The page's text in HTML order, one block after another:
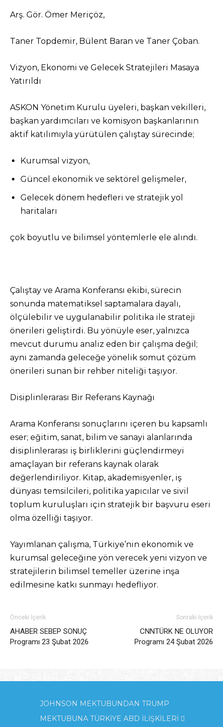
Arş. Gör. Ömer Meriçöz,
Taner Topdemir, Bülent Baran ve Taner Çoban.
Vizyon, Ekonomi ve Gelecek Stratejileri Masaya
Yatırıldı
ASKON Yönetim Kurulu üyeleri, başkan vekilleri,
başkan yardımcıları ve komisyon başkanlarının
aktif katılımıyla yürütülen çalıştay sürecinde;
Kurumsal vizyon,
Güncel ekonomik ve sektörel gelişmeler,
Gelecek dönem hedefleri ve stratejik yol
haritaları
çok boyutlu ve bilimsel yöntemlerle ele alındı.
Çalıştay ve Arama Konferansı ekibi, sürecin
sonunda matematiksel saptamalara dayalı,
ölçülebilir ve uygulanabilir politika ile strateji
önerileri geliştirdi. Bu yönüyle eser, yalnızca
mevcut durumu analiz eden bir çalışma değil;
aynı zamanda geleceğe yönelik somut çözüm
önerileri sunan bir rehber niteliği taşıyor.
Disiplinlerarası Bir Referans Kaynağı
Arama Konferansı sonuçlarını içeren bu kapsamlı
eser; eğitim, sanat, bilim ve sanayi alanlarında
disiplinlerarası iş birliklerini güçlendirmeyi
amaçlayan bir referans kaynak olarak
değerlendiriliyor. Kitap, akademisyenler, iş
dünyası temsilcileri, politika yapıcılar ve sivil
toplum kuruluşları için stratejik bir başvuru eseri
olma özelliği taşıyor.
Yayımlanan çalışma, Türkiye’nin ekonomik ve
kurumsal geleceğine yön verecek yeni vizyon ve
stratejilerin bilimsel temeller üzerine inşa
edilmesine katkı sunmayı hedefliyor.
Önceki İçerik
AHABER SEBEP SONUÇ
Programı 23 Şubat 2026
Sonraki İçerik
CNNTÜRK NE OLUYOR
Programı 24 Şubat 2026
JOHNSON MEKTUBUNDAN TRUMP
MEKTUBUNA TÜRKİYE ABD İLİŞKİLERİ 